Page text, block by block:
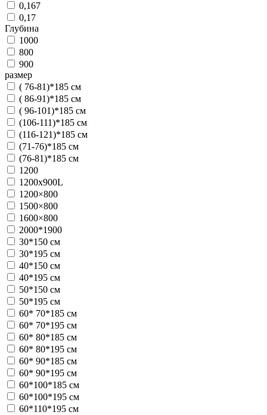
0,167
0,17
Глубина
1000
800
900
размер
( 76-81)*185 см
( 86-91)*185 см
( 96-101)*185 см
(106-111)*185 см
(116-121)*185 см
(71-76)*185 см
(76-81)*185 см
1200
1200x900L
1200×800
1500×800
1600×800
2000*1900
30*150 см
30*195 см
40*150 см
40*195 см
50*150 см
50*195 см
60* 70*185 см
60* 70*195 см
60* 80*185 см
60* 80*195 см
60* 90*185 см
60* 90*195 см
60*100*185 см
60*100*195 см
60*110*195 см